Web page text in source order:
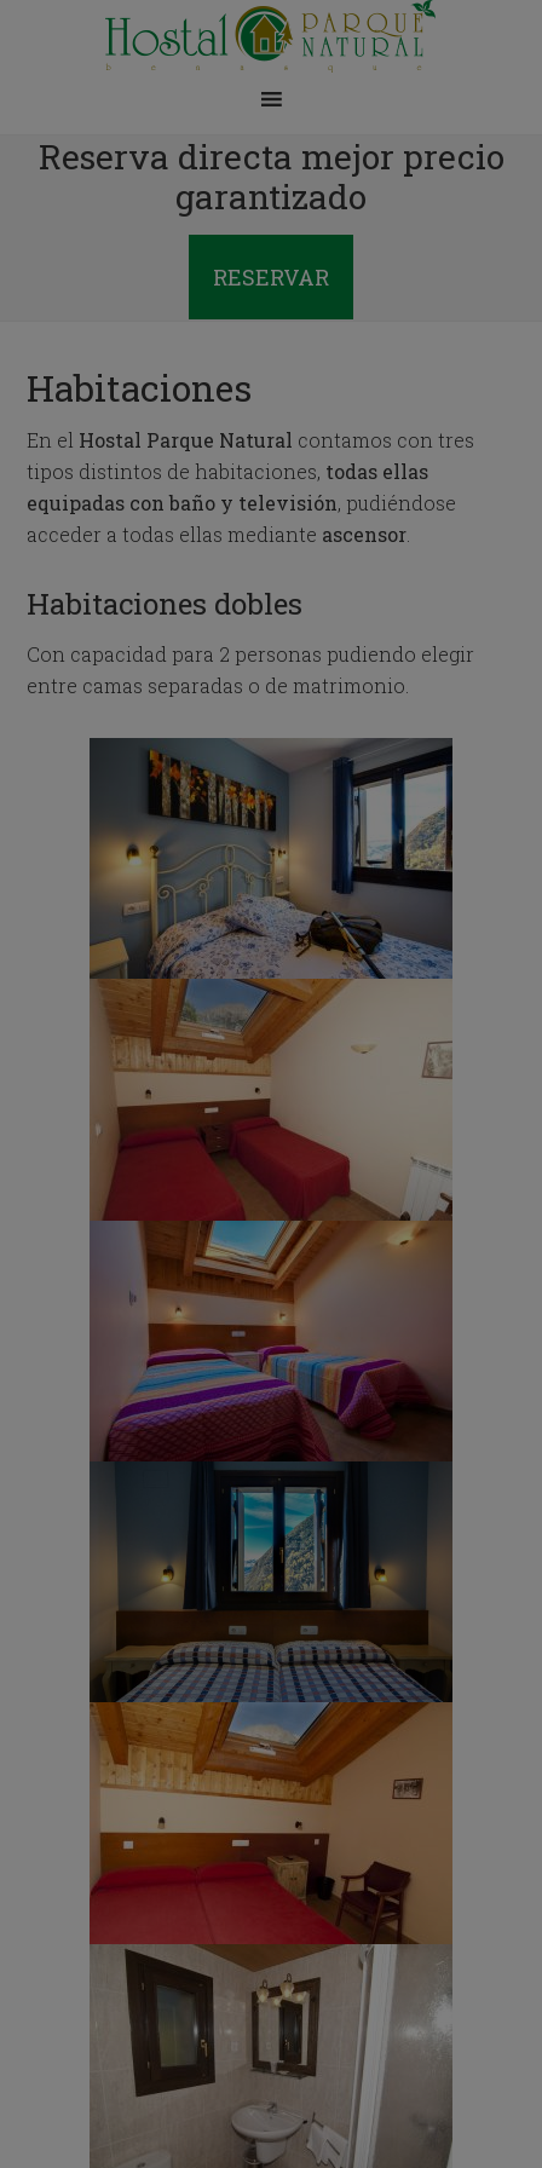
Reserva directa mejor precio
garantizado
RESERVAR
Habitaciones
En el Hostal Parque Natural contamos con tres
tipos distintos de habitaciones, todas ellas
equipadas con baño y televisión, pudiéndose
acceder a todas ellas mediante ascensor
Habitaciones dobles
Con capacidad para 2 personas pudiendo elegir
entre camas separadas o de matrimonio.